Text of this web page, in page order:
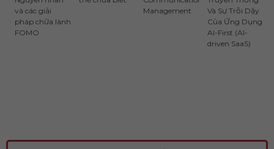
và các giải
pháp chữa lành
FOMO
Management
Và Sự Trỗi Dậy
Của Ứng Dụng
AI-First (AI-
driven SaaS)